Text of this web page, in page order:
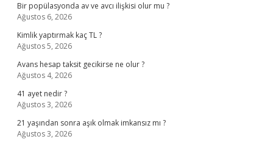
Bir popülasyonda av ve avcı ilişkisi olur mu ?
Ağustos 6, 2026
Kimlik yaptırmak kaç TL ?
Ağustos 5, 2026
Avans hesap taksit gecikirse ne olur ?
Ağustos 4, 2026
41 ayet nedir ?
Ağustos 3, 2026
21 yaşından sonra aşık olmak imkansız mı ?
Ağustos 3, 2026